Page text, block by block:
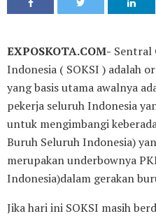
EXPOSKOTA.COM- Sentral
Indonesia ( SOKSI ) adalah
yang basis utama awalnya
pekerja seluruh Indonesia
untuk mengimbangi
Buruh Seluruh Indonesia)
merupakan underbownya
Indonesia)dalam gerakan
Jika hari ini SOKSI masih